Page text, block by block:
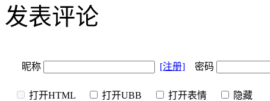
发表评论
昵称 [注册] 密码
打开HTML 打开UBB 打开表情 隐